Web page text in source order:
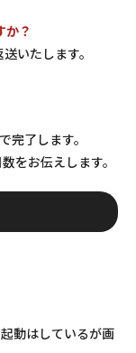
か？
いたします。
完了します。
をお伝えします。
動はしているが画